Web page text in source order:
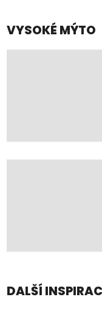
VYSOKÉ MÝTO
DALŠÍ